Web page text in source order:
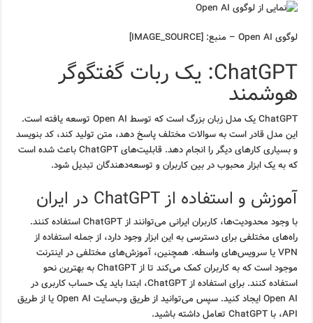
لوگوی Open AI – منبع: [IMAGE_SOURCE]
ChatGPT: یک ربات گفتگوگر
هوشمند
ChatGPT یک مدل زبان بزرگ است که توسط Open AI توسعه یافته است.
این مدل قادر است به سوالات مختلف پاسخ دهد، متن تولید کند، کد بنویسد
و بسیاری کارهای دیگر را انجام دهد. قابلیت‌های ChatGPT باعث شده است
که به یک ابزار محبوب در بین کاربران و توسعه‌دهندگان تبدیل شود.
آموزش و استفاده از ChatGPT در ایران
با وجود محدودیت‌ها، کاربران ایرانی می‌توانند از ChatGPT استفاده کنند.
راه‌های مختلفی برای دسترسی به این ابزار وجود دارد، از جمله استفاده از
VPN یا سرویس‌های واسطه. همچنین، آموزش‌های مختلفی در اینترنت
موجود است که به کاربران کمک می‌کند تا از ChatGPT به بهترین نحو
استفاده کنند. برای استفاده از ChatGPT، ابتدا باید یک حساب کاربری در
Open AI ایجاد کنید. سپس می‌توانید از طریق وب‌سایت Open AI یا از طریق
API، با ChatGPT تعامل داشته باشید.